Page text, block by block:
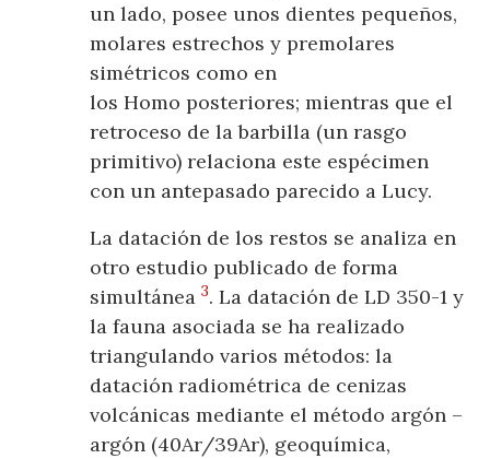
un lado, posee unos dientes pequeños,
molares estrechos y premolares
simétricos como en
los Homo posteriores; mientras que el
retroceso de la barbilla (un rasgo
primitivo) relaciona este espécimen
con un antepasado parecido a Lucy.
La datación de los restos se analiza en
otro estudio publicado de forma
simultánea3. La datación de LD 350-1 y
la fauna asociada se ha realizado
triangulando varios métodos: la
datación radiométrica de cenizas
volcánicas mediante el método argón –
argón (40Ar/39Ar), geoquímica,